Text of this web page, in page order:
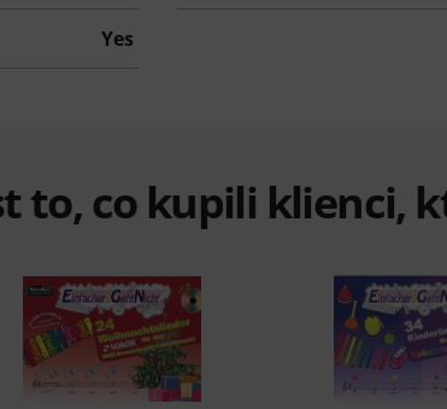
Yes
to, co kupili klienci,